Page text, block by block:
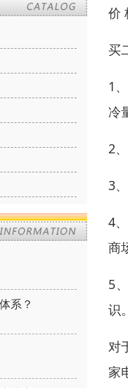
系？
价
买
1
冷
2
3
4
商
5
识
对
家